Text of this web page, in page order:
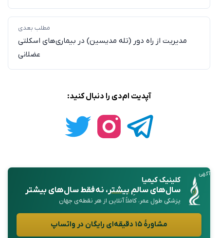
مطلب بعدی
مدیریت از راه دور (تله مدیسین) در بیماری‌های اسکلتی
عضلانی
آپدیت ام‌دی را دنبال کنید:
آگهی
کلینیک کیمیا
سال‌های سالمِبیشتر، نه فقط سال‌های بیشتر
پزشکی طول عمر، کاملاً آنلاین از هر نقطه‌ی جهان
مشاورهٔ ۱۵ دقیقه‌ای رایگان در واتساپ